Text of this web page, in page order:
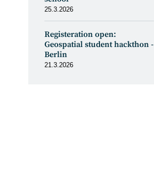
25.3.2026
Registeration open:
Geospatial student hackthon -
Berlin
21.3.2026